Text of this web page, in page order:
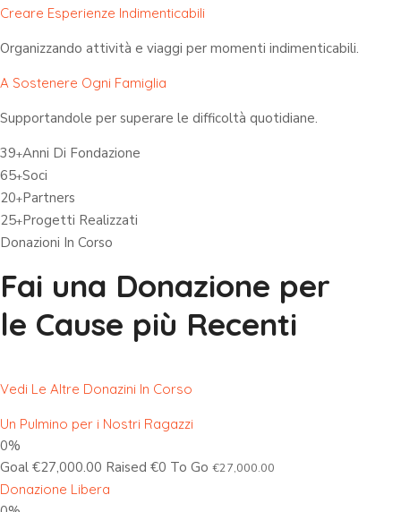
Creare Esperienze Indimenticabili
Organizzando attività e viaggi per momenti indimenticabili.
A Sostenere Ogni Famiglia
Supportandole per superare le difficoltà quotidiane.
39+Anni Di Fondazione
65+Soci
20+Partners
25+Progetti Realizzati
Donazioni In Corso
Fai una Donazione per
le Cause più Recenti
Vedi Le Altre Donazini In Corso
Un Pulmino per i Nostri Ragazzi
0%
Goal €27,000.00 Raised €0 To Go €27,000.00
Donazione Libera